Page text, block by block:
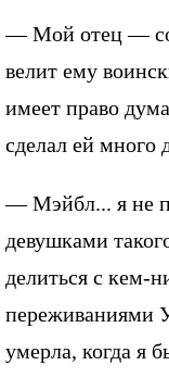
— Мой отец —
велит ему
имеет право
сделал ей много
— Мэйбл... я не
девушками
делиться с кем-
переживаниями
умерла, когда я